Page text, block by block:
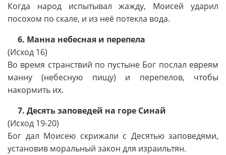
Когда народ испытывал жажду, Моисей ударил
посохом по скале, и из неё потекла вода.
6. Манна небесная и перепела
(Исход 16)
Во время странствий по пустыне Бог послал евреям
манну (небесную пищу) и перепелов, чтобы
накормить их.
7. Десять заповедей на горе Синай
(Исход 19-20)
Бог дал Моисею скрижали с Десятью заповедями,
установив моральный закон для израильтян.